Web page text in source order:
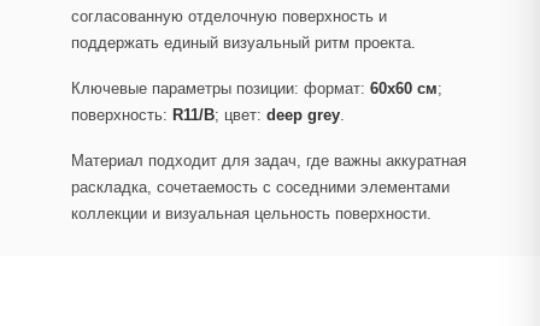
согласованную отделочную поверхность и
поддержать единый визуальный ритм проекта.
Ключевые параметры позиции: формат: 60x60 см;
поверхность: R11/B; цвет: deep grey.
Материал подходит для задач, где важны аккуратная
раскладка, сочетаемость с соседними элементами
коллекции и визуальная цельность поверхности.